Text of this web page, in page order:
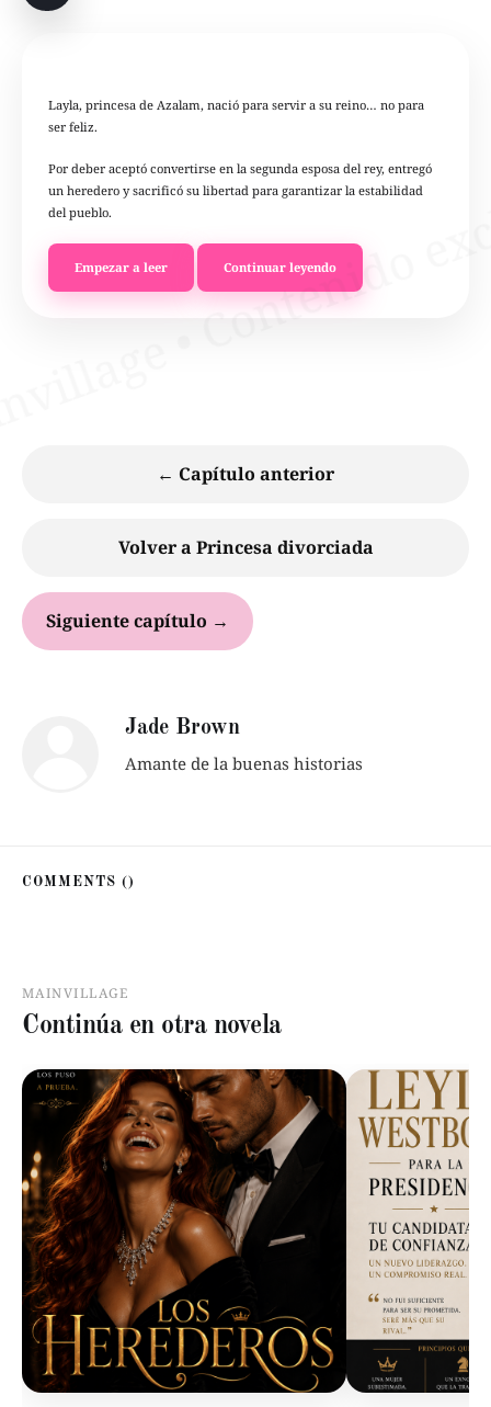
Layla, princesa de Azalam, nació para servir a su reino… no para
ser feliz.
Por deber aceptó convertirse en la segunda esposa del rey, entregó
un heredero y sacrificó su libertad para garantizar la estabilidad
del pueblo.
Empezar a leer Continuar leyendo
← Capítulo anterior
Volver a Princesa divorciada
Siguiente capítulo →
Jade Brown
Amante de la buenas historias
COMMENTS ()
MAINVILLAGE
Continúa en otra novela